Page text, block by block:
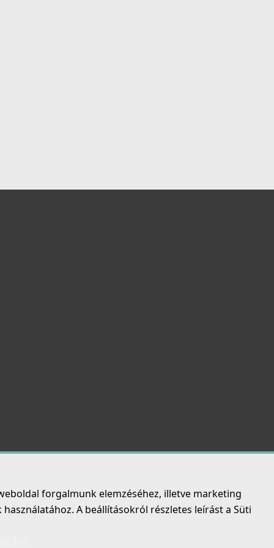
forgalmunk elemzéséhez, illetve marketing
A beállításokról részletes leírást a Süti